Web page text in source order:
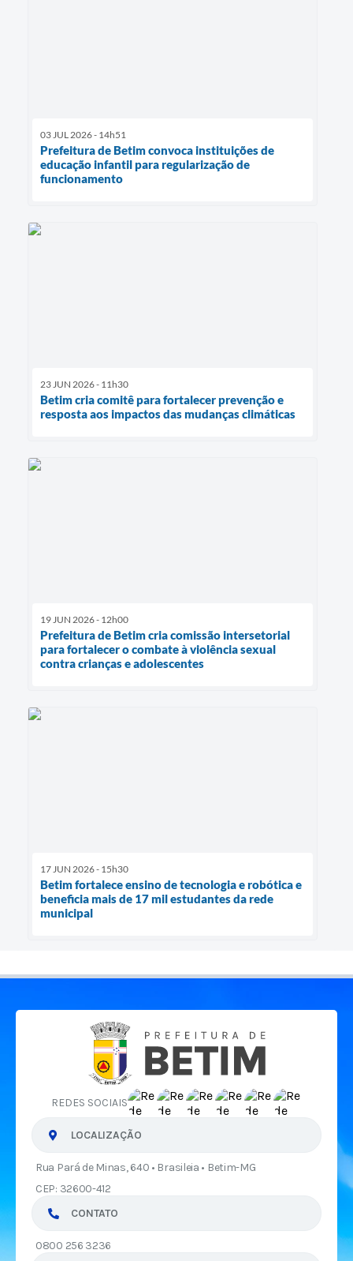
03 JUL 2026 - 14h51
Prefeitura de Betim convoca instituições de
educação infantil para regularização de
funcionamento
23 JUN 2026 - 11h30
Betim cria comitê para fortalecer prevenção e
resposta aos impactos das mudanças climáticas
19 JUN 2026 - 12h00
Prefeitura de Betim cria comissão intersetorial
para fortalecer o combate à violência sexual
contra crianças e adolescentes
17 JUN 2026 - 15h30
Betim fortalece ensino de tecnologia e robótica e
beneficia mais de 17 mil estudantes da rede
municipal
REDES SOCIAIS
LOCALIZAÇÃO
Rua Pará de Minas, 640 • Brasileia • Betim-MG
CEP: 32600-412
CONTATO
0800 256 3236